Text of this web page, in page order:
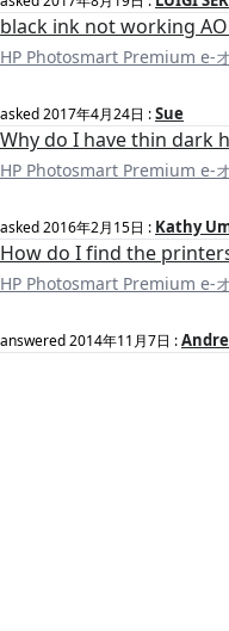
black ink not working
HP Photosmart Premium e-
asked2017年4月24日 :Sue
Why do I have thin dark
HP Photosmart Premium e-
asked2016年2月15日 : Kathy
How do I find the
HP Photosmart Premium e-
answered2014年11月7日 :